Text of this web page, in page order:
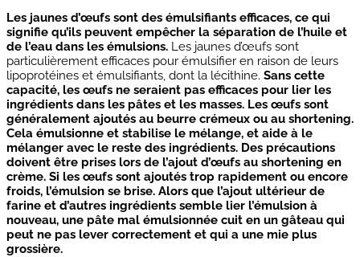
Les jaunes d’œufs sont des émulsifiants efficaces, ce qui
signifie qu’ils peuvent empêcher la séparation de l’huile et
de l’eau dans les émulsions. Les jaunes d’œufs sont
particulièrement efficaces pour émulsifier en raison de leurs
lipoprotéines et émulsifiants, dont la lécithine. Sans cette
capacité, les œufs ne seraient pas efficaces pour lier les
ingrédients dans les pâtes et les masses. Les œufs sont
généralement ajoutés au beurre crémeux ou au shortening.
Cela émulsionne et stabilise le mélange, et aide à le
mélanger avec le reste des ingrédients. Des précautions
doivent être prises lors de l’ajout d’œufs au shortening en
crème. Si les œufs sont ajoutés trop rapidement ou encore
froids, l’émulsion se brise. Alors que l’ajout ultérieur de
farine et d’autres ingrédients semble lier l’émulsion à
nouveau, une pâte mal émulsionnée cuit en un gâteau qui
peut ne pas lever correctement et qui a une mie plus
grossière.